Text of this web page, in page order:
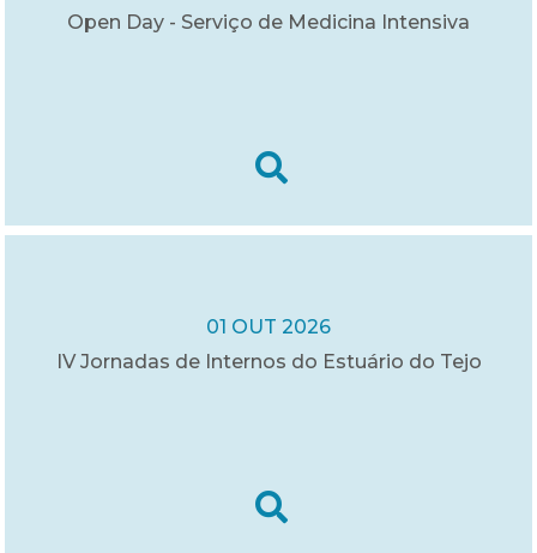
Open Day - Serviço de Medicina Intensiva
01 OUT 2026
IV Jornadas de Internos do Estuário do Tejo